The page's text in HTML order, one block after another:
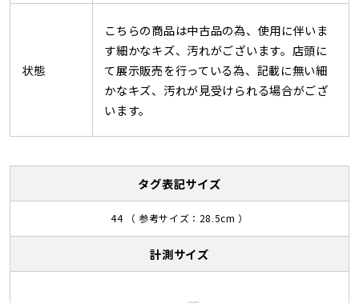
状態
こちらの商品は中古品の為、使用に伴いま
す細かなキズ、汚れがございます。店頭に
て展示販売を行っている為、記載に無い細
かなキズ、汚れが見受けられる場合がござ
います。
タグ表記サイズ
44 （ 参考サイズ：28.5cm ）
計測サイズ